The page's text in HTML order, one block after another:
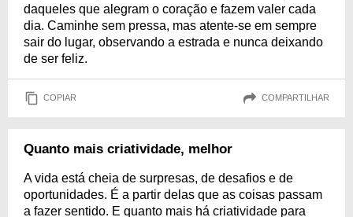
daqueles que alegram o coração e fazem valer cada
dia. Caminhe sem pressa, mas atente-se em sempre
sair do lugar, observando a estrada e nunca deixando
de ser feliz.
COPIAR COMPARTILHAR
Quanto mais criatividade, melhor
A vida está cheia de surpresas, de desafios e de
oportunidades. É a partir delas que as coisas passam
a fazer sentido. E quanto mais há criatividade para